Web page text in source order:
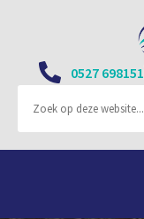
0527 698151